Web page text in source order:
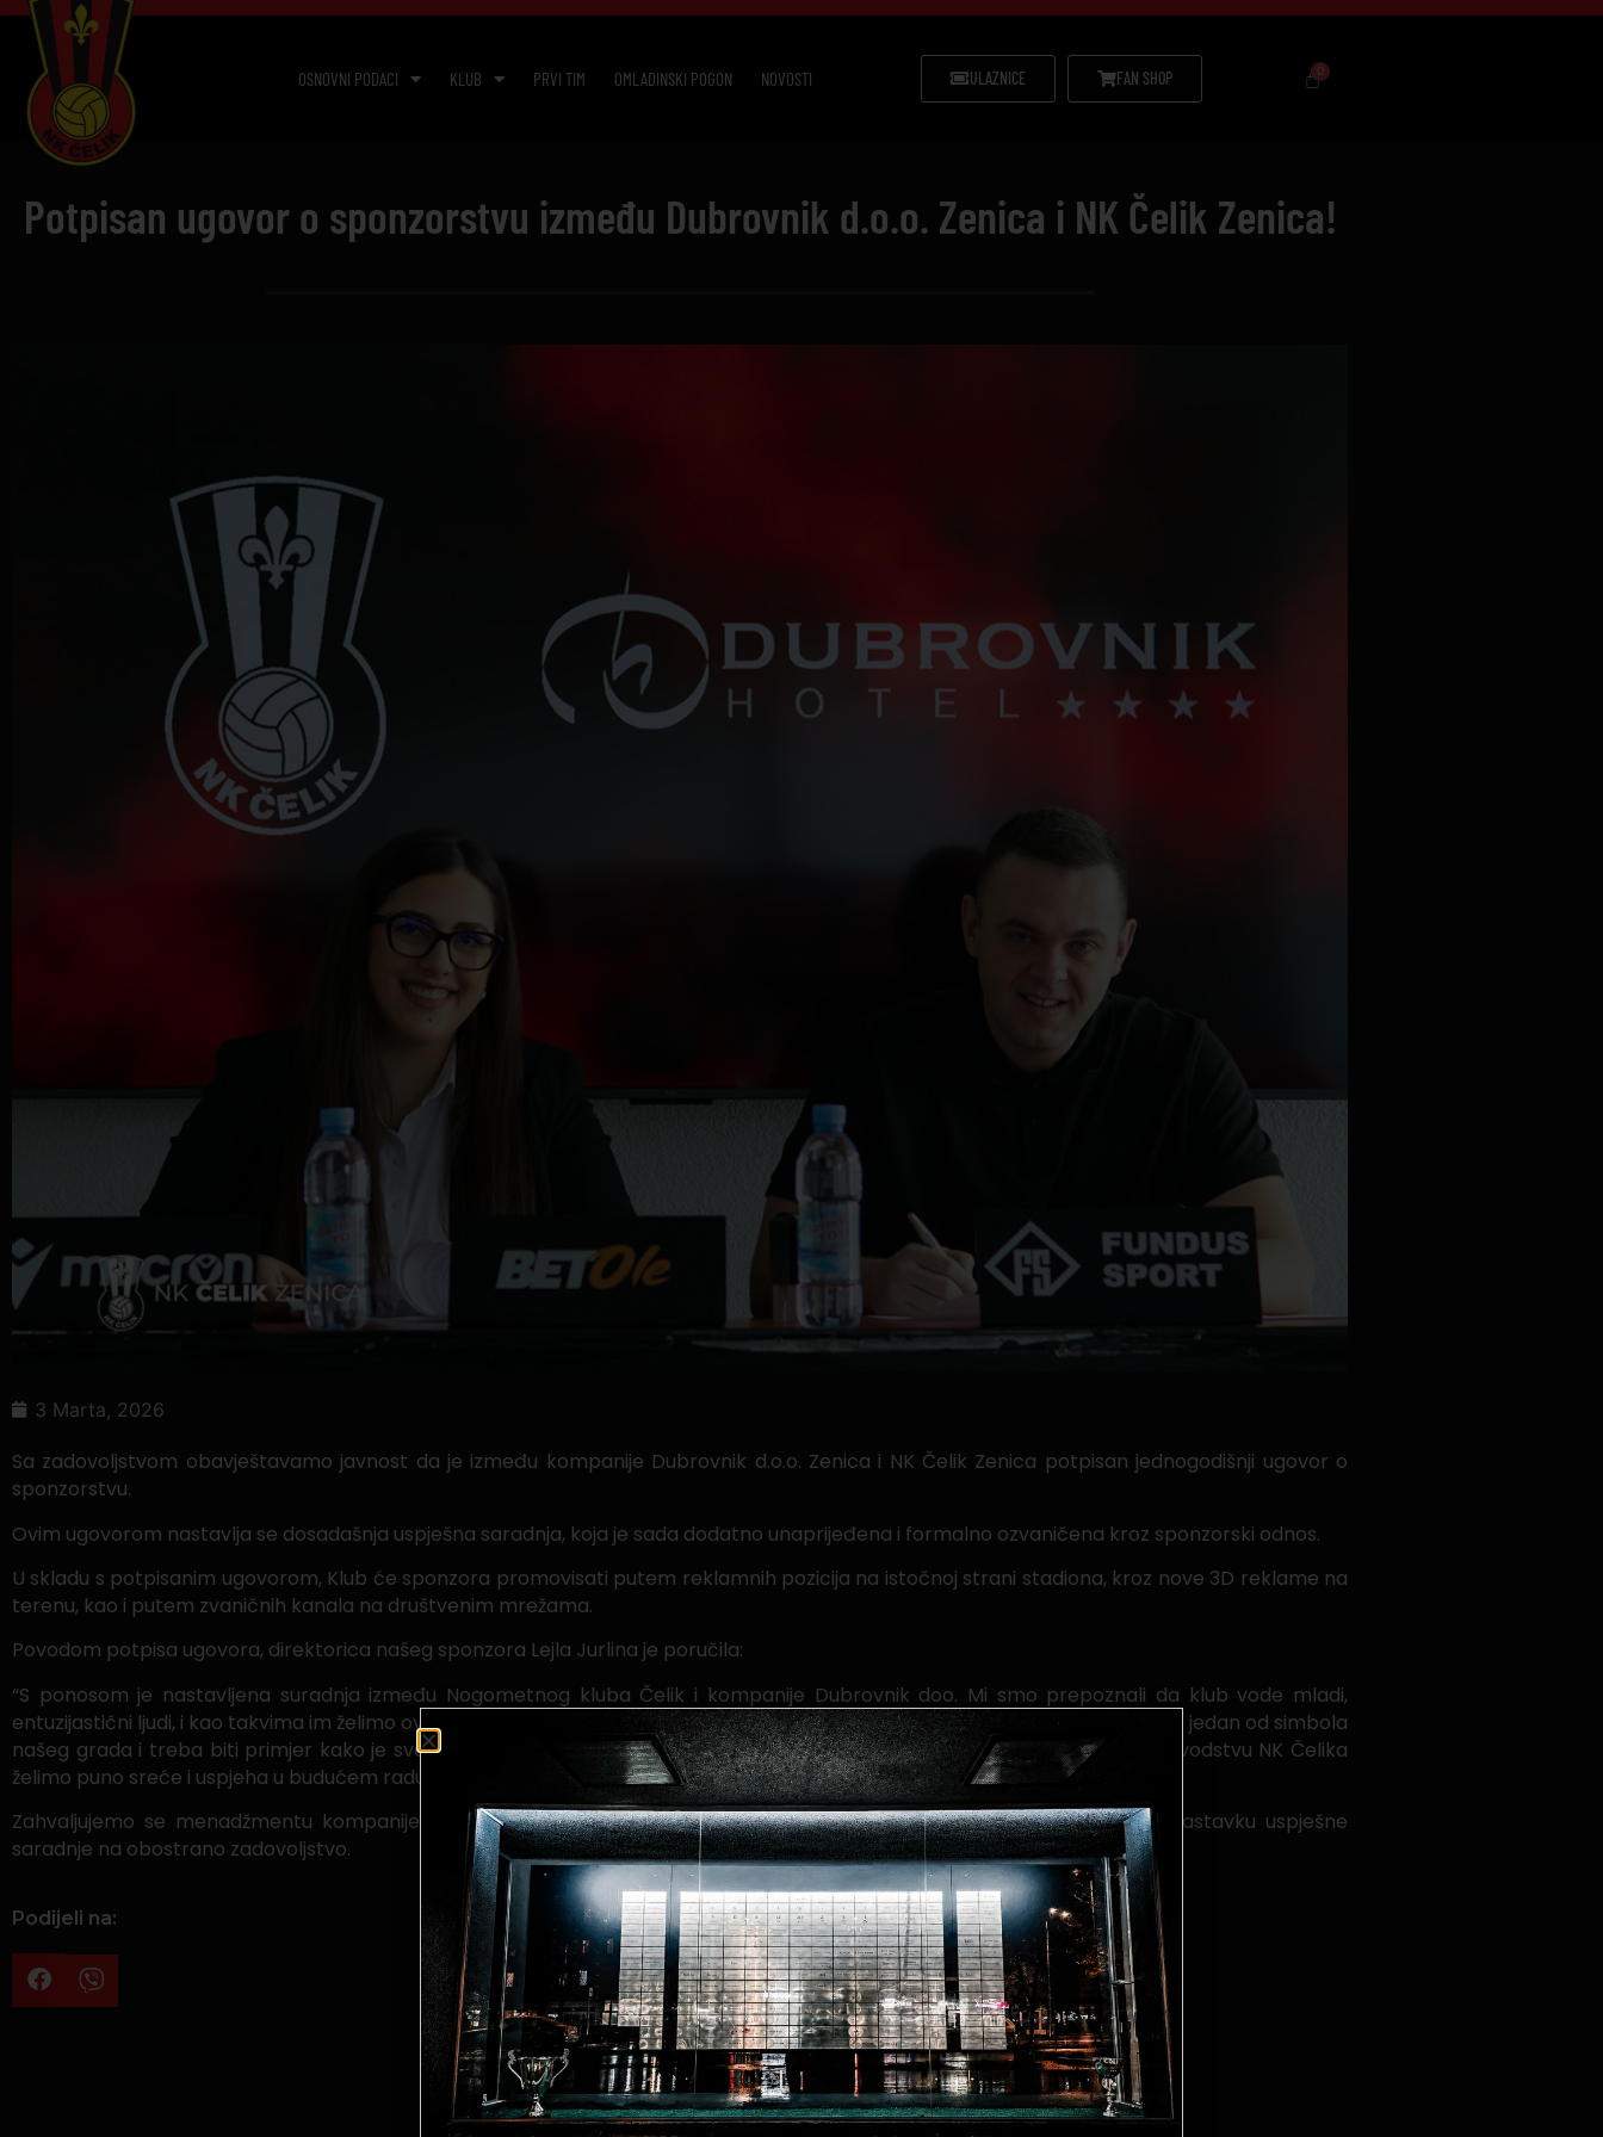
OSNOVNI PODACI KLUB PRVI TIM OMLADINSKI POGON NOVOSTI ULAZNICE FAN SHOP
Potpisan ugovor o sponzorstvu između Dubrovnik d.o.o. Zenica i NK Čelik Zenica!
3 Marta, 2026
Sa zadovoljstvom obavještavamo javnost da je između kompanije Dubrovnik d.o.o. Zenica i NK Čelik Zenica potpisan jednogodišnji ugovor o
sponzorstvu.
Ovim ugovorom nastavlja se dosadašnja uspješna saradnja, koja je sada dodatno unaprijeđena i formalno ozvaničena kroz sponzorski odnos.
U skladu s potpisanim ugovorom, Klub će sponzora promovisati putem reklamnih pozicija na istočnoj strani stadiona, kroz nove 3D reklame na
terenu, kao i putem zvaničnih kanala na društvenim mrežama.
Povodom potpisa ugovora, direktorica našeg sponzora Lejla Jurlina je poručila:
“S ponosom je nastavljena suradnja između Nogometnog kluba Čelik i kompanije Dubrovnik doo. Mi smo prepoznali da klub vode mladi,
entuzijastični ljudi, i kao takvima im želimo ovim putem pružiti podrušku kako bi NK Čelik bio na poziciji koja mu i pripada. Čelik je jedan od simbola
našeg grada i treba biti primjer kako je sve moguće, pa i krenuti iz početka, i uspjeti, uz vrijedan trud, rad i zalaganje. Rukovodstvu NK Čelika
želimo puno sreće i uspjeha u budućem radu.”
Zahvaljujemo se menadžmentu kompanije Dubrovnik d.o.o. Zenica na iskazanom povjerenju i podršci, te se radujemo nastavku uspješne
saradnje na obostrano zadovoljstvo.
Podijeli na: